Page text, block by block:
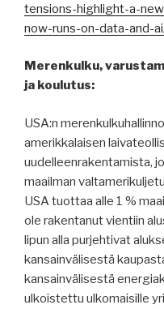
tensions-highlight-a-
now-runs-on-data-and-
Merenkulku,
ja koulutus:
USA:n
amerikkalaisen
uudelleenrakentamista,
maailman
USA tuottaa alle 1 %
ole rakentanut vientiin
lipun alla purjehtivat
kansainvälisestä
kansainvälisestä
ulkoistettu ulkomaisille